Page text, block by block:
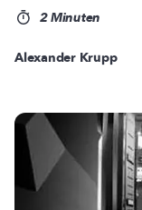
2 Minuten
Alexander Krupp